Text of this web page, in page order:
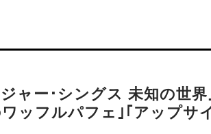
ャー･シングス 未知の世界
ッフルパフェ｣｢アップサ